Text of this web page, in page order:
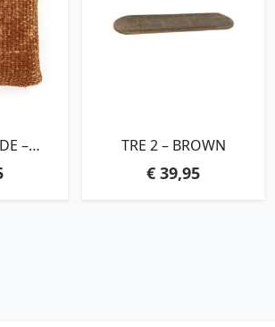
–
TRE 2 – BROWN
€ 39,95